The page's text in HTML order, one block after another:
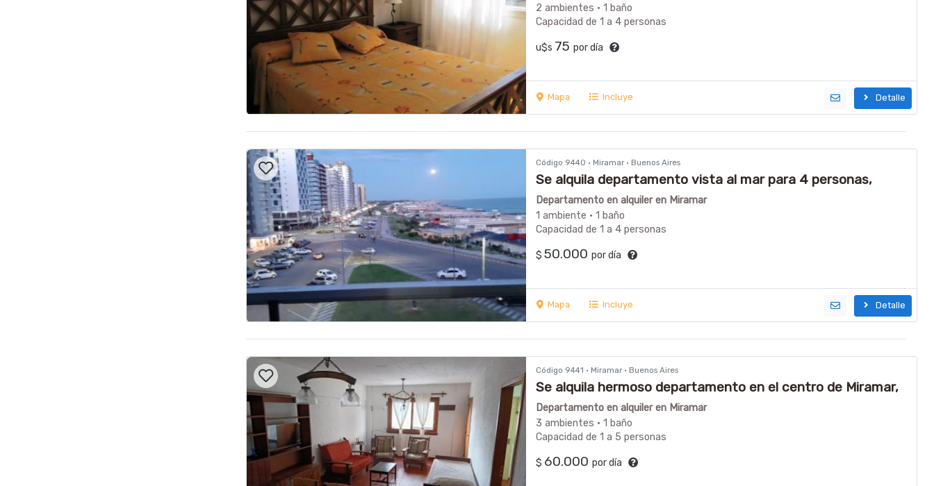
2 ambientes · 1 baño
Capacidad de 1 a 4 personas
u$s 75 por día
Mapa Incluye Detalle
Código 9440 · Miramar · Buenos Aires
Se alquila departamento vista al mar para 4 personas,
impecable!!!
Departamento en alquiler en Miramar
1 ambiente · 1 baño
Capacidad de 1 a 4 personas
$ 50.000 por día
Mapa Incluye Detalle
Código 9441 · Miramar · Buenos Aires
Se alquila hermoso departamento en el centro de Miramar,
cerca de la playa y la peatonal!!!
Departamento en alquiler en Miramar
3 ambientes · 1 baño
Capacidad de 1 a 5 personas
$ 60.000 por día